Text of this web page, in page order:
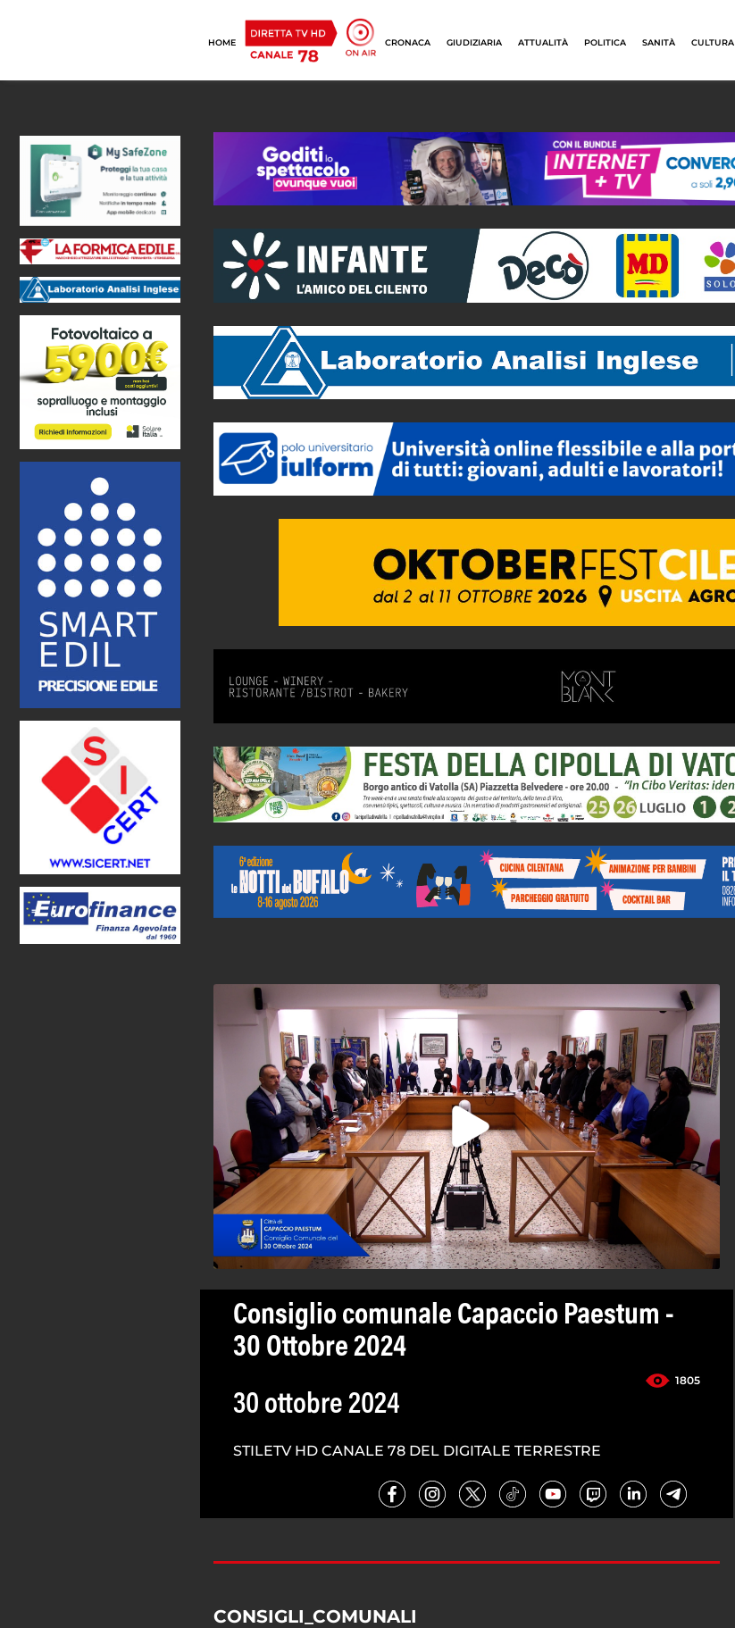
HOME CRONACA GIUDIZIARIA ATTUALITÀ POLITICA SANITÀ CULTURA
Consiglio comunale Capaccio Paestum -
30 Ottobre 2024
1805
30 ottobre 2024
STILETV HD CANALE 78 DEL DIGITALE TERRESTRE
CONSIGLI_COMUNALI